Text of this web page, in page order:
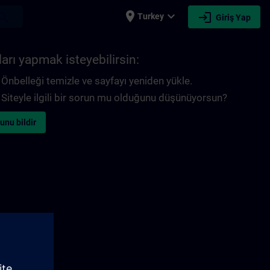
place Turkey expand_more login Giriş Yap
yapmak isteyebilirsin:
Önbelleği temizle ve sayfayı yeniden yükle.
Siteyle ilgili bir sorun mu olduğunu düşünüyorsun?
bildir